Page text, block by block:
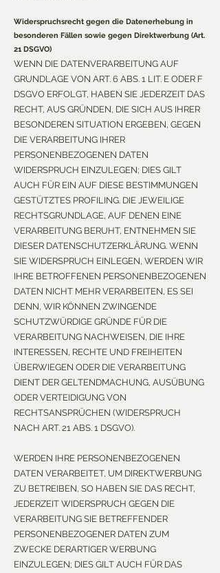
Widerspruchsrecht gegen die Datenerhebung in
besonderen Fällen sowie gegen Direktwerbung (Art.
21 DSGVO)
WENN DIE DATENVERARBEITUNG AUF
GRUNDLAGE VON ART. 6 ABS. 1 LIT. E ODER F
DSGVO ERFOLGT, HABEN SIE JEDERZEIT DAS
RECHT, AUS GRÜNDEN, DIE SICH AUS IHRER
BESONDEREN SITUATION ERGEBEN, GEGEN
DIE VERARBEITUNG IHRER
PERSONENBEZOGENEN DATEN
WIDERSPRUCH EINZULEGEN; DIES GILT
AUCH FÜR EIN AUF DIESE BESTIMMUNGEN
GESTÜTZTES PROFILING. DIE JEWEILIGE
RECHTSGRUNDLAGE, AUF DENEN EINE
VERARBEITUNG BERUHT, ENTNEHMEN SIE
DIESER DATENSCHUTZERKLÄRUNG. WENN
SIE WIDERSPRUCH EINLEGEN, WERDEN WIR
IHRE BETROFFENEN PERSONENBEZOGENEN
DATEN NICHT MEHR VERARBEITEN, ES SEI
DENN, WIR KÖNNEN ZWINGENDE
SCHUTZWÜRDIGE GRÜNDE FÜR DIE
VERARBEITUNG NACHWEISEN, DIE IHRE
INTERESSEN, RECHTE UND FREIHEITEN
ÜBERWIEGEN ODER DIE VERARBEITUNG
DIENT DER GELTENDMACHUNG, AUSÜBUNG
ODER VERTEIDIGUNG VON
RECHTSANSPRÜCHEN (WIDERSPRUCH
NACH ART. 21 ABS. 1 DSGVO).
WERDEN IHRE PERSONENBEZOGENEN
DATEN VERARBEITET, UM DIREKTWERBUNG
ZU BETREIBEN, SO HABEN SIE DAS RECHT,
JEDERZEIT WIDERSPRUCH GEGEN DIE
VERARBEITUNG SIE BETREFFENDER
PERSONENBEZOGENER DATEN ZUM
ZWECKE DERARTIGER WERBUNG
EINZULEGEN; DIES GILT AUCH FÜR DAS